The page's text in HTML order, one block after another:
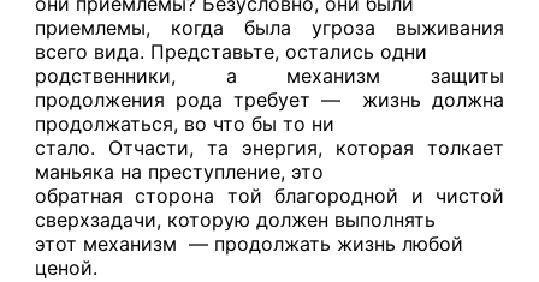
приемлемы, когда была угроза выживания
всего вида. Представьте, остались одни
родственники, а механизм защиты
продолжения рода требует —
жизнь должна
продолжаться, во что бы то ни
стало. Отчасти, та энергия, которая толкает
маньяка на преступление, это
обратная сторона той благородной и чистой
сверхзадачи, которую должен выполнять
этот механизм — продолжать жизнь любой
ценой.